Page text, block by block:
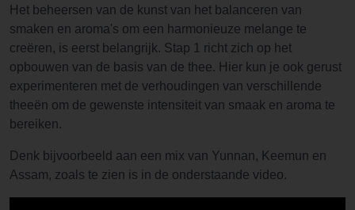
Het beheersen van de kunst van het balanceren van
smaken en aroma's om een harmonieuze melange te
creëren, is eerst belangrijk. Stap 1 richt zich op het
opbouwen van de basis van de thee. Hier kun je ook gerust
experimenteren met de verhoudingen van verschillende
theeën om de gewenste intensiteit van smaak en aroma te
bereiken.
Denk bijvoorbeeld aan een mix van Yunnan, Keemun en
Assam, zoals te zien is in de onderstaande video.